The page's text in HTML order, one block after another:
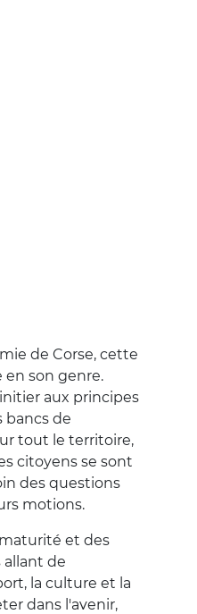
de Corse, cette
son genre.
aux principes
bancs de
tout le territoire,
citoyens se sont
des questions
motions.
et des
allant de
la culture et la
dans l'avenir,